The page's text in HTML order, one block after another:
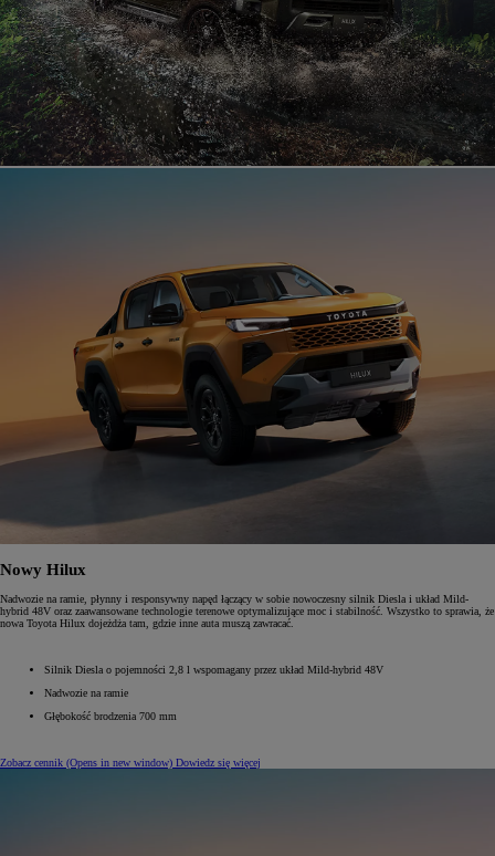
Nowy Hilux
Nadwozie na ramie, płynny i responsywny napęd łączący w sobie nowoczesny silnik Diesla i układ Mild-
hybrid 48V oraz zaawansowane technologie terenowe optymalizujące moc i stabilność. Wszystko to sprawia, że
nowa Toyota Hilux dojeżdża tam, gdzie inne auta muszą zawracać.
Silnik Diesla o pojemności 2,8 l wspomagany przez układ Mild-hybrid 48V
Nadwozie na ramie
Głębokość brodzenia 700 mm
Zobacz cennik (Opens in new window) Dowiedz się więcej